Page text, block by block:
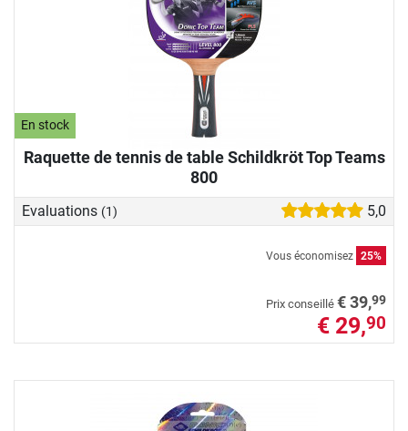
En stock
Raquette de tennis de table Schildkröt Top Teams
800
Evaluations (1) 5,0
Vous économisez 25%
Prix conseillé € 39,99
€ 29,90